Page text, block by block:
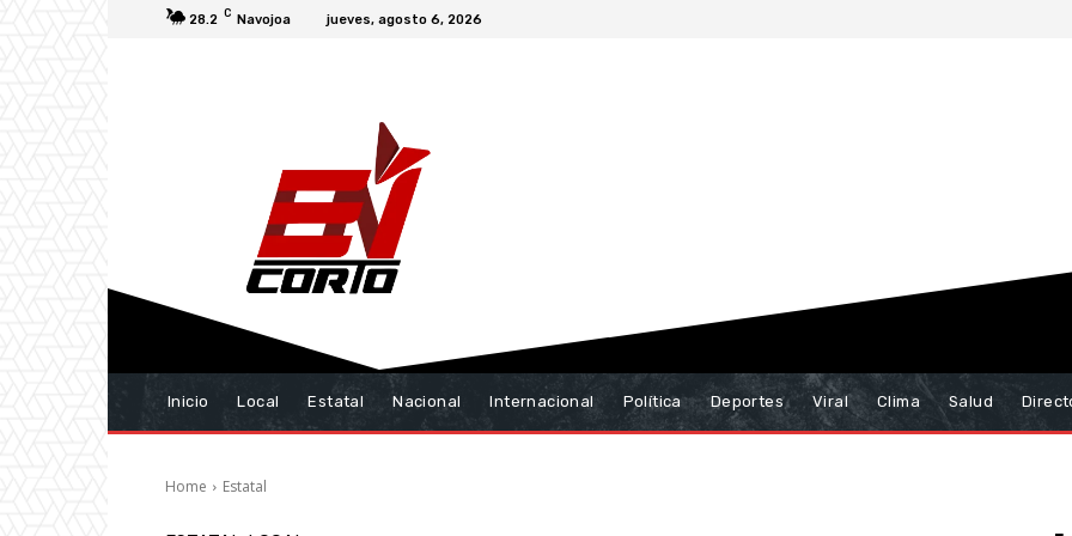
28.2 C Navojoa jueves, agosto 6, 2026
Inicio Local Estatal Nacional Internacional Política Deportes Viral Clima Salud
Home Estatal